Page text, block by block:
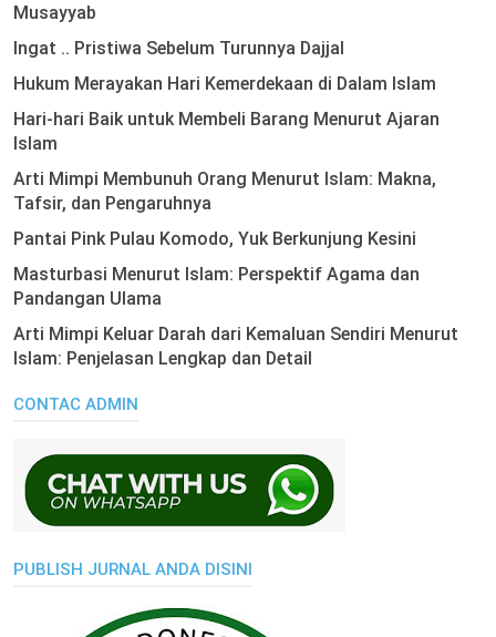
Musayyab
Ingat .. Pristiwa Sebelum Turunnya Dajjal
Hukum Merayakan Hari Kemerdekaan di Dalam Islam
Hari-hari Baik untuk Membeli Barang Menurut Ajaran
Islam
Arti Mimpi Membunuh Orang Menurut Islam: Makna,
Tafsir, dan Pengaruhnya
Pantai Pink Pulau Komodo, Yuk Berkunjung Kesini
Masturbasi Menurut Islam: Perspektif Agama dan
Pandangan Ulama
Arti Mimpi Keluar Darah dari Kemaluan Sendiri Menurut
Islam: Penjelasan Lengkap dan Detail
CONTAC ADMIN
PUBLISH JURNAL ANDA DISINI